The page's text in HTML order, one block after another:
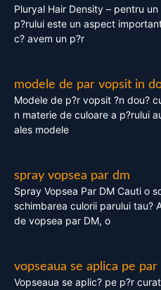
Pluryal Hair Density – pentru
p?rului este un aspect
c? avem un p?r
modele de par vopsit in
Modele de p?r vopsit ?n dou?
n materie de culoare a p?rului
ales modele
spray vopsea par dm
Spray Vopsea Par DM Cauti o
schimbarea culorii parului tau?
de vopsea par DM, o
vopseaua se aplica pe
Vopseaua se aplic? pe p?r